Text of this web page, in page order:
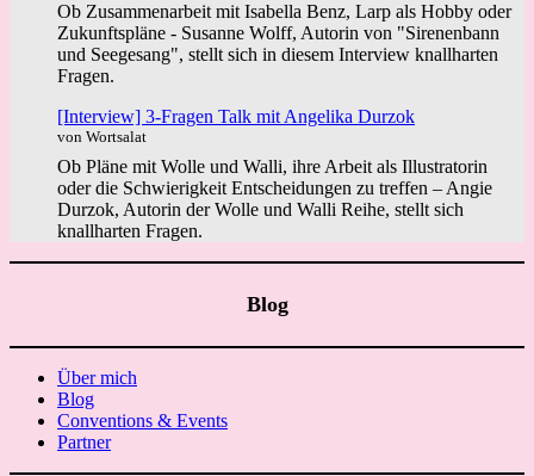
Ob Zusammenarbeit mit Isabella Benz, Larp als Hobby oder
Zukunftspläne - Susanne Wolff, Autorin von "Sirenenbann
und Seegesang", stellt sich in diesem Interview knallharten
Fragen.
[Interview] 3-Fragen Talk mit Angelika Durzok
von Wortsalat
Ob Pläne mit Wolle und Walli, ihre Arbeit als Illustratorin
oder die Schwierigkeit Entscheidungen zu treffen – Angie
Durzok, Autorin der Wolle und Walli Reihe, stellt sich
knallharten Fragen.
Blog
Über mich
Blog
Conventions & Events
Partner